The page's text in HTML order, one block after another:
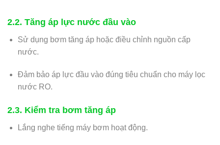
2.2. Tăng áp lực nước đầu vào
Sử dụng bơm tăng áp hoặc điều chỉnh nguồn cấp
nước.
Đảm bảo áp lực đầu vào đúng tiêu chuẩn cho máy lọc
nước RO.
2.3. Kiểm tra bơm tăng áp
Lắng nghe tiếng máy bơm hoạt động.